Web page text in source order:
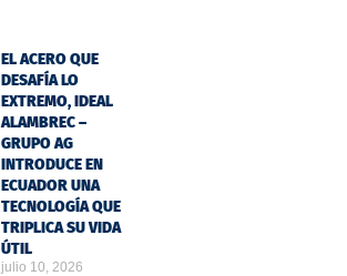
EL ACERO QUE
DESAFÍA LO
EXTREMO, IDEAL
ALAMBREC –
GRUPO AG
INTRODUCE EN
ECUADOR UNA
TECNOLOGÍA QUE
TRIPLICA SU VIDA
ÚTIL
julio 10, 2026